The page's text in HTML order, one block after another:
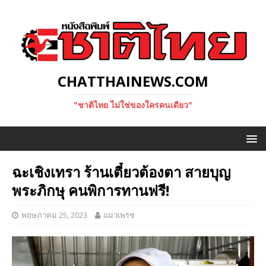
CHATTHAINEWS.COM
"ชาติไทย ไม่ใช่ของใครคนเดียว"
ฉะเชิงเทรา ร้านเตี๋ยวต้องตา สายบุญ
พระภิกษุ คนพิการทานฟรี!
พฤษภาคม 25, 2023 แมวเพรช